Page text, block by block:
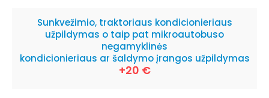
Sunkvežimio, traktoriaus kondicionieriaus
užpildymas o taip pat mikroautobuso
negamyklinės
kondicionieriaus ar šaldymo įrangos užpildymas
+20 €